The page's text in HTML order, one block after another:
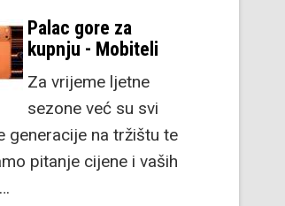
Palac gore za
kupnju - Mobiteli
Za vrijeme ljetne
sezone već su svi
generacije na tržištu te
pitanje cijene i vaših